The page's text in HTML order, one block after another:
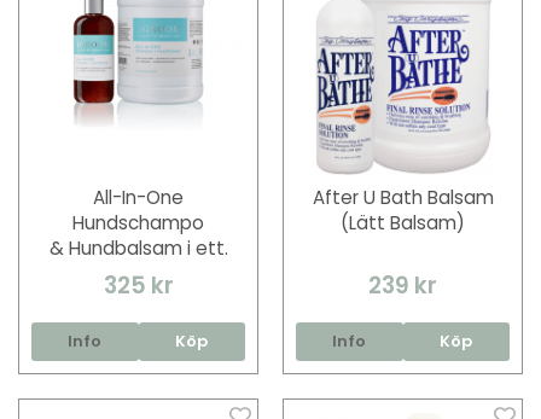
All-In-One
Hundschampo
& Hundbalsam i ett.
325 kr
Info Köp
After U Bath Balsam
(Lätt Balsam)
239 kr
Info Köp